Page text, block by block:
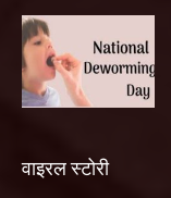
वाइरल स्टोरी